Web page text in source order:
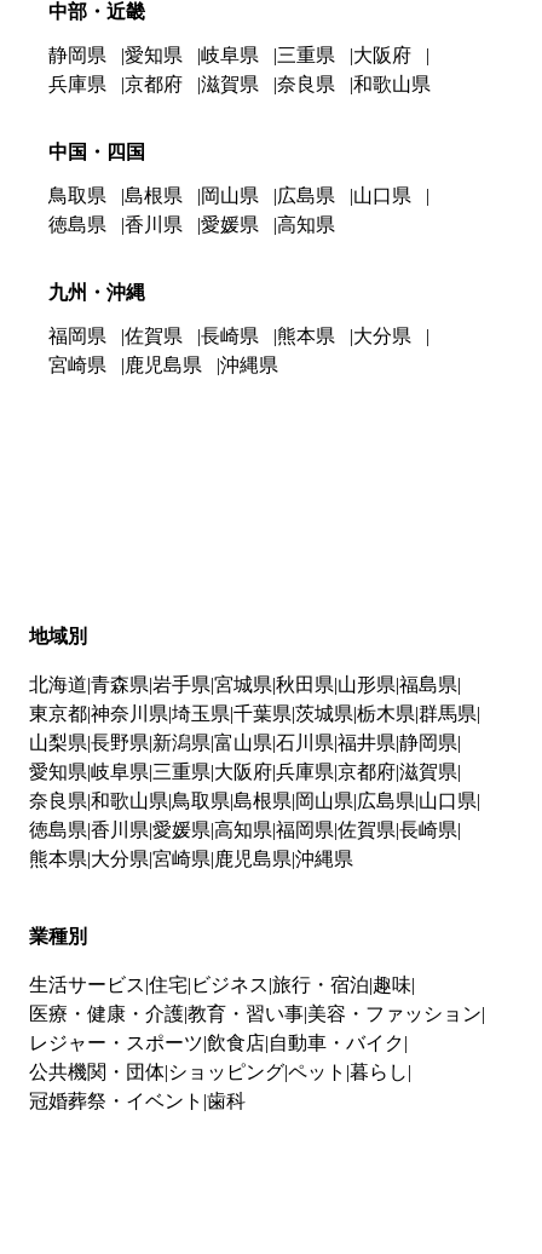
中部・近畿
静岡県 愛知県 岐阜県 三重県
大阪府
兵庫県
京都府 滋賀県 奈良県 和歌山県
中国・四国
鳥取県 島根県 岡山県 広島県
山口県
徳島県
香川県 愛媛県 高知県
九州・沖縄
福岡県 佐賀県 長崎県 熊本県
大分県
宮崎県
鹿児島県 沖縄県
地域別
北海道 青森県 岩手県 宮城県 秋田県 山形県 福島県
東京都神奈川県 埼玉県 千葉県 茨城県 栃木県 群馬県
山梨県 長野県 新潟県 富山県 石川県 福井県 静岡県
愛知県 岐阜県 三重県 大阪府兵庫県 京都府滋賀県
奈良県 和歌山県 鳥取県 島根県 岡山県 広島県 山口県
徳島県 香川県 愛媛県 高知県 福岡県 佐賀県 長崎県
熊本県 大分県 宮崎県 鹿児島県 沖縄県
業種別
生活サービス 住宅 ビジネス 旅行・宿泊 趣味
医療・健康・介護教育・習い事 美容・ファッション
レジャー・スポーツ 飲食店 自動車・バイク
公共機関・団体 ショッピングペット 暮らし
冠婚葬祭・イベント 歯科